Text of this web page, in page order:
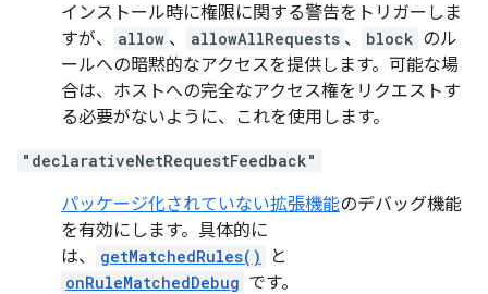
インストール時に権限に関する警告をトリガーしま
すが、
allow 、 allowAllRequests 、 block のル
ールへの暗黙的なアクセスを提供します。可能な場
合は、ホストへの完全なアクセス権をリクエストす
る必要がないように、これを使用します。
"declarativeNetRequestFeedback"
パッケージ化されていない拡張機能のデバッグ機能
を有効にします。具体的に
は、
getMatchedRules() と
onRuleMatchedDebug です。